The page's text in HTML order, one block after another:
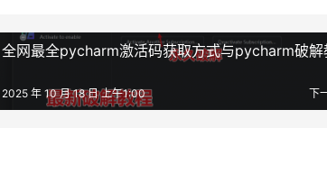
全网最全pycharm激活码获取方式与pycharm破解
下
2025 年 10 月 18 日 上午1:00